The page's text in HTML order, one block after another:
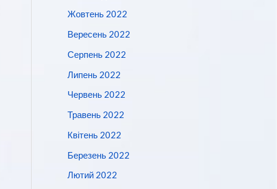
Жовтень 2022
Вересень 2022
Серпень 2022
Липень 2022
Червень 2022
Травень 2022
Квітень 2022
Березень 2022
Лютий 2022